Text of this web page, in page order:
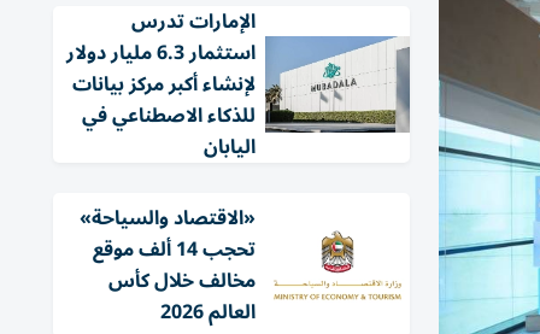
الإمارات تدرس
استثمار 6.3 مليار دولار
لإنشاء أكبر مركز بيانات
للذكاء الاصطناعي في
اليابان
«الاقتصاد والسياحة»
تحجب 14 ألف موقع
مخالف خلال كأس
العالم 2026